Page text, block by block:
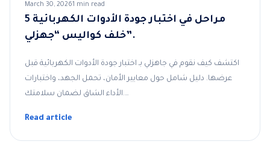
March 30, 20261 min read
5 مراحل في اختبار جودة الأدوات الكهربائية
خلف كواليس “جهزلي”.
اكتشف كيف نقوم في جاهزلي بـ اختبار جودة الأدوات الكهربائية قبل
عرضها. دليل شامل حول معايير الأمان، تحمل الجهد، واختبارات
الأداء الشاق لضمان سلامتك.…
Read article